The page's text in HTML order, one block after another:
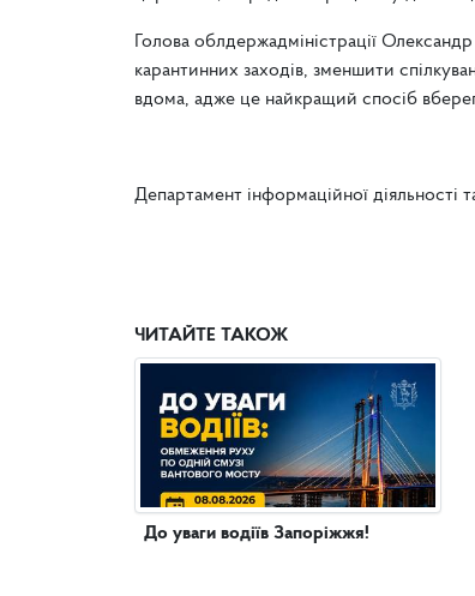
Голова облдержадміністрації
карантинних заходів, зменшити
вдома, адже це найкращий спосіб
Департамент інформаційної діяльності
ЧИТАЙТЕ ТАКОЖ
До уваги водіїв Запоріжжя!